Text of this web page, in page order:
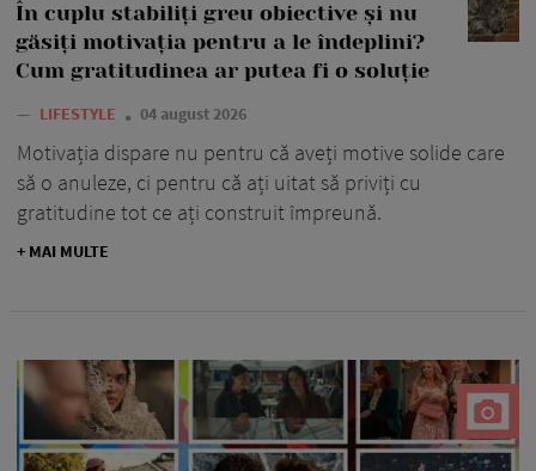
În cuplu stabiliți greu obiective și nu
găsiți motivația pentru a le îndeplini?
Cum gratitudinea ar putea fi o soluție
— LIFESTYLE 04 august 2026
Motivația dispare nu pentru că aveți motive solide care
să o anuleze, ci pentru că ați uitat să priviți cu
gratitudine tot ce ați construit împreună.
+ MAI MULTE